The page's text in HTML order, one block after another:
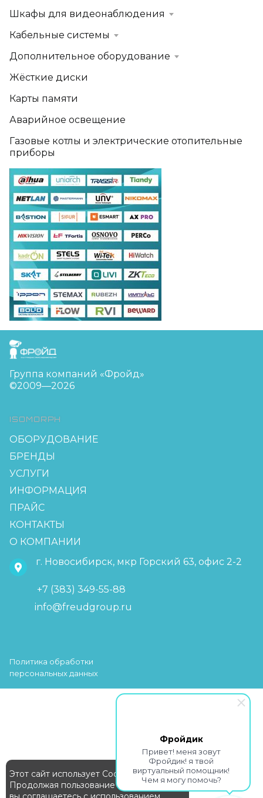
Фройдик
Привет! меня зовут
Фройдик! я твой
виртуальный помощник!
Чем я могу помочь?
Шкафы для видеонаблюдения
Кабельные системы
Дополнительное оборудование
Жёсткие диски
Карты памяти
Аварийное освещение
Газовые котлы и электрические отопительные
приборы
FreudGroup
Группа компаний «Фройд»
©2009—2026
ISOMORPH
ОБОРУДОВАНИЕ
БРЕНДЫ
УСЛУГИ
ИНФОРМАЦИЯ
ПРАЙС
КОНТАКТЫ
О КОМПАНИИ
г. Новосибирск, мкр Горский 63, офис 2-2
+7 (383) 349-55-88
info@freudgroup.ru
Политика обработки
персональных данных
Этот сайт использует Cookie
Продолжая пользование сайтом,